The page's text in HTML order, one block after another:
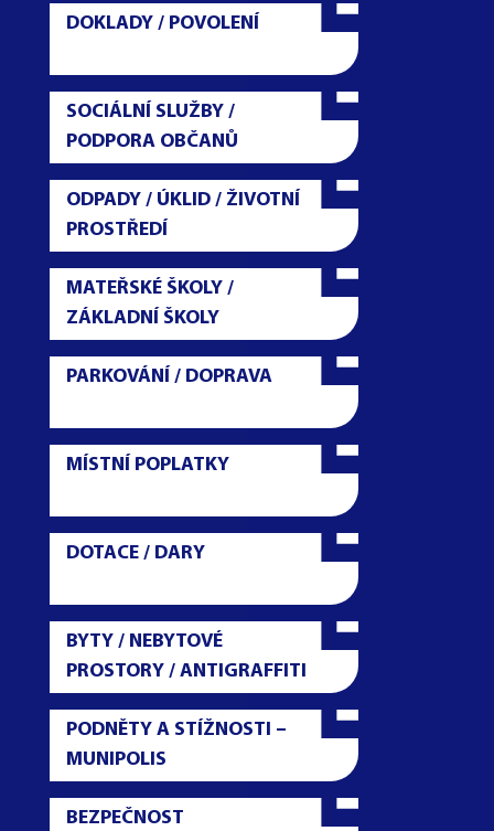
DOKLADY / POVOLENÍ
SOCIÁLNÍ SLUŽBY /
PODPORA OBČANŮ
ODPADY / ÚKLID / ŽIVOTNÍ
PROSTŘEDÍ
MATEŘSKÉ ŠKOLY /
ZÁKLADNÍ ŠKOLY
PARKOVÁNÍ / DOPRAVA
MÍSTNÍ POPLATKY
DOTACE / DARY
BYTY / NEBYTOVÉ
PROSTORY / ANTIGRAFFITI
PODNĚTY A STÍŽNOSTI –
MUNIPOLIS
BEZPEČNOST